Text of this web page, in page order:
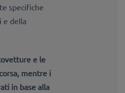
specifiche
e della
e le
mentre i
in base alla